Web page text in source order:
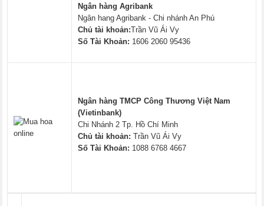
Ngân hàng Agribank
Ngân hang Agribank - Chi nhánh An Phú
Chủ tài khoản:Trần Vũ Ái Vy
Số Tài Khoản: 1606 2060 95436
Ngân hàng TMCP Công Thương Việt Nam
(Vietinbank)
Chi Nhánh 2 Tp. Hồ Chí Minh
Chủ tài khoản: Trần Vũ Ái Vy
Số Tài Khoản: 1088 6768 4667